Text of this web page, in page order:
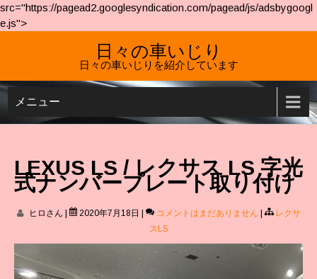
src="https://pagead2.googlesyndication.com/pagead/js/adsbygoogl
e.js">
日々の車いじり
日々の車いじりを紹介しています
メニュー
LEXUS LS / レクサス LS 字光
式ナンバープレート取り付け
ヒロさん 2020年7月18日 コメントはまだありません
レクサ
スLS